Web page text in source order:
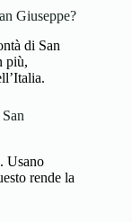
Giuseppe?
di San
più,
Usano
rende la